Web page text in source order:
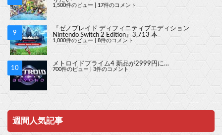
1,500件のビュー 17件のコメント
『ゼノブレイド ディフィニティブエディション
Nintendo Switch 2 Edition』3,713 本
1,000件のビュー 8件のコメント
メトロイドプライム4 新品が2999円に…
700件のビュー |3件のコメント
週間人気記事